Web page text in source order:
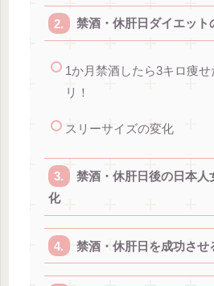
禁酒・休肝日ダイエット
1か月禁酒したら3キロ痩
リ！
スリーサイズの変化
禁酒・休肝日後の日本人
化
禁酒・休肝日を成功させ